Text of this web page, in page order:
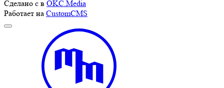
Сделано с в OKC.Media
Работает на CustomCMS